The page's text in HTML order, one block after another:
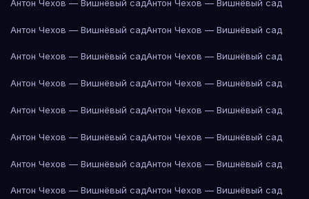
Антон Чехов — Вишнёвый садАнтон Чехов — Вишнёвый сад
Антон Чехов — Вишнёвый садАнтон Чехов — Вишнёвый сад
Антон Чехов — Вишнёвый садАнтон Чехов — Вишнёвый сад
Антон Чехов — Вишнёвый садАнтон Чехов — Вишнёвый сад
Антон Чехов — Вишнёвый садАнтон Чехов — Вишнёвый сад
Антон Чехов — Вишнёвый садАнтон Чехов — Вишнёвый сад
Антон Чехов — Вишнёвый садАнтон Чехов — Вишнёвый сад
Антон Чехов — Вишнёвый садАнтон Чехов — Вишнёвый сад